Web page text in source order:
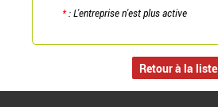
*: L'entreprise n'est plus active
Retour à la liste